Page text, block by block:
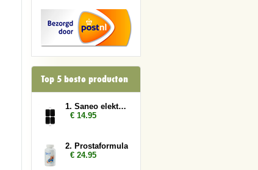
Top 5 beste producten
1. Saneo elektroden rechthoek
€ 14.95
2. Prostaformula
€ 24.95